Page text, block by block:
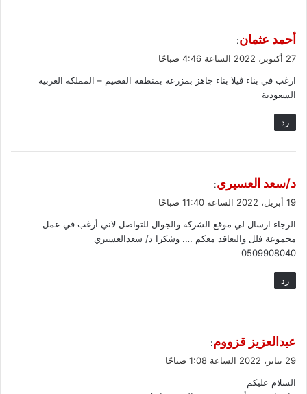
ي
ل
أحمد عثمان:
27 أكتوبر، 2022 الساعة 4:46 صباحًا
ارغب في بناء ڤيلا بناء جاهز بمزرعة بمنطقة القصيم – المملكة العربية
السعودية
رد
ي
ل
د/سعد العسيري:
19 أبريل، 2022 الساعة 11:40 صباحًا
الرجاء ارسال لي موقع الشركة والجوال للتواصل لاني أرغب في عمل
مجموعة فلل والتعاقد معكم …. وشكرا د/ سعدالعسيري
0509908040
رد
ي
ل
عبدالعزيز قزووم:
29 يناير، 2022 الساعة 1:08 صباحًا
السلام عليكم